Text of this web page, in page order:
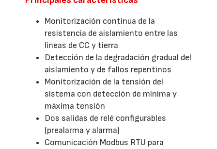
Monitorización continua de la
resistencia de aislamiento entre las
líneas de CC y tierra
Detección de la degradación gradual del
aislamiento y de fallos repentinos
Monitorización de la tensión del
sistema con detección de mínima y
máxima tensión
Dos salidas de relé configurables
(prealarma y alarma)
Comunicación Modbus RTU para